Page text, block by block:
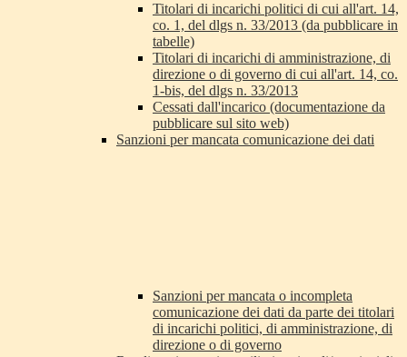
Titolari di incarichi politici di cui all'art. 14,
co. 1, del dlgs n. 33/2013 (da pubblicare in
tabelle)
Titolari di incarichi di amministrazione, di
direzione o di governo di cui all'art. 14, co.
1-bis, del dlgs n. 33/2013
Cessati dall'incarico (documentazione da
pubblicare sul sito web)
Sanzioni per mancata comunicazione dei dati
Sanzioni per mancata o incompleta
comunicazione dei dati da parte dei titolari
di incarichi politici, di amministrazione, di
direzione o di governo